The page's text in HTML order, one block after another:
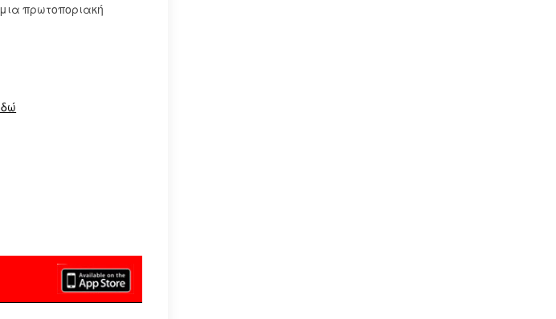
πρωτοποριακή